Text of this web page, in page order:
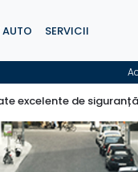
AUTO SERVICII
excelente de